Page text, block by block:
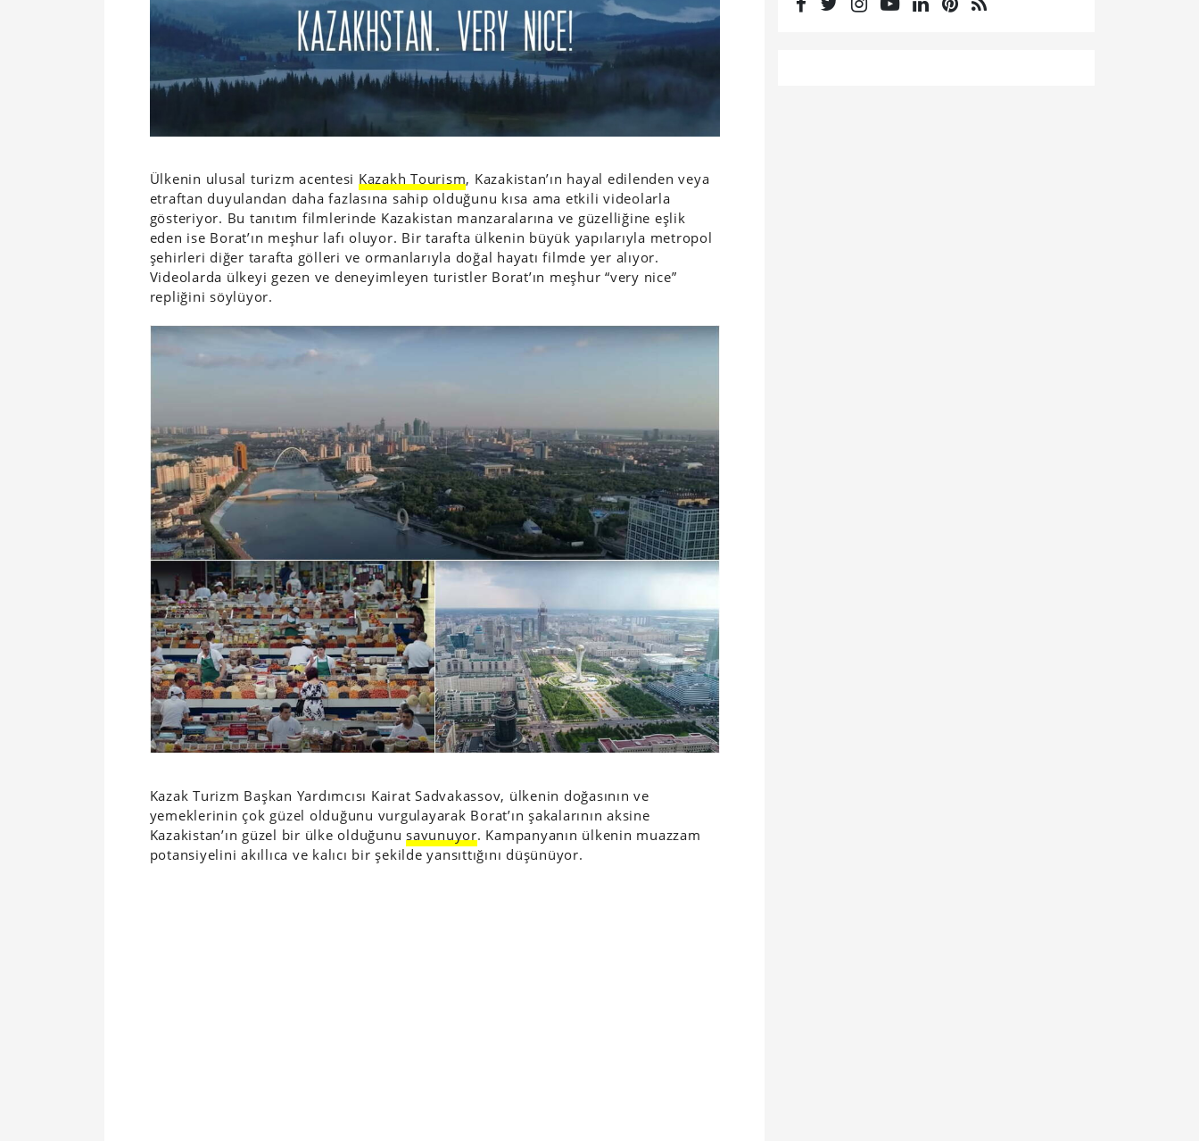
Ülkenin ulusal turizm acentesi Kazakh Tourism, Kazakistan’ın hayal edilenden veya
etraftan duyulandan daha fazlasına sahip olduğunu kısa ama etkili videolarla
gösteriyor. Bu tanıtım filmlerinde Kazakistan manzaralarına ve güzelliğine eşlik
eden ise Borat’ın meşhur lafı oluyor. Bir tarafta ülkenin büyük yapılarıyla metropol
şehirleri diğer tarafta gölleri ve ormanlarıyla doğal hayatı filmde yer alıyor.
Videolarda ülkeyi gezen ve deneyimleyen turistler Borat’ın meşhur “very nice”
repliğini söylüyor.
Kazak Turizm Başkan Yardımcısı Kairat Sadvakassov, ülkenin doğasının ve
yemeklerinin çok güzel olduğunu vurgulayarak Borat’ın şakalarının aksine
Kazakistan’ın güzel bir ülke olduğunu savunuyor. Kampanyanın ülkenin muazzam
potansiyelini akıllıca ve kalıcı bir şekilde yansıttığını düşünüyor.